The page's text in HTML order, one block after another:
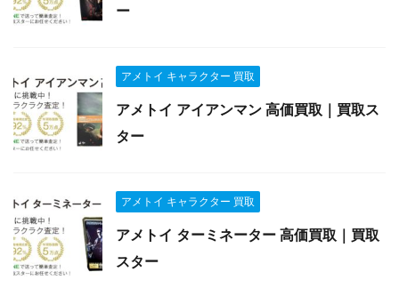
ー
アメトイ キャラクター 買取
アメトイ アイアンマン 高価買取｜買取ス
ター
アメトイ キャラクター 買取
アメトイ ターミネーター 高価買取｜買取
スター